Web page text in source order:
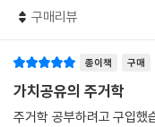
구매리뷰
종이책 구매
가치공유의 주거학
주거학 공부하려고 구입했